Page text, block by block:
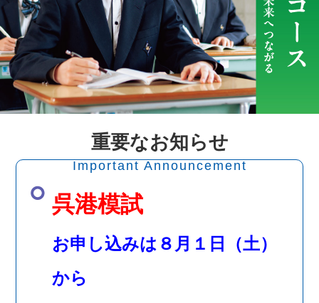
重要なお知らせ
Important Announcement
呉港模試
お申し込みは８月１日（土）
から